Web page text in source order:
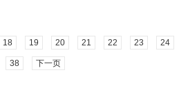
18 19 20 21 22 23 24
38 下一页